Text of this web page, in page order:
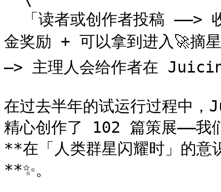
金奖励 + 可以拿到进入🚀摘
—> 主理人会给作者在
在过去半年的试运行过程中
精心创作了 102 篇策展——我
**在「人类群星闪耀时」的意
**✨。